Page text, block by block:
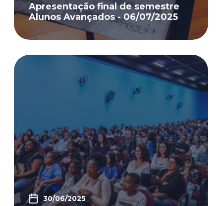
Apresentação final de semestre
Alunos Avançados - 06/07/2025
30/06/2025